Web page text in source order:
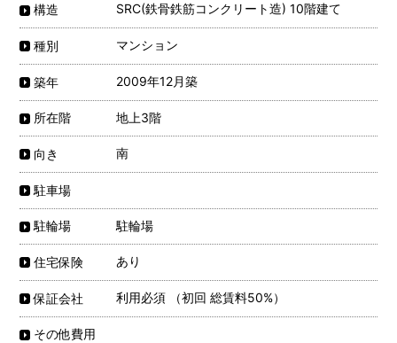
構造 SRC(鉄骨鉄筋コンクリート造) 10階建て
種別 マンション
築年 2009年12月築
所在階 地上3階
向き 南
駐車場
駐輪場 駐輪場
住宅保険 あり
保証会社 利用必須 （初回 総賃料50%）
その他費用